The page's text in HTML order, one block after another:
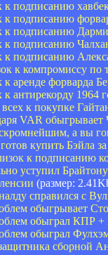
подписанию
к подписанию
к подписанию
подписанию
к подписанию
к компромиссу по
аренде форварда
антирекорду 1964
к покупке
VAR обыгрывает
а вы
купить Бэйла
к подписанию
уступил Брайтону
(размер:
справился с
обыгрывает
обыграл КПР
обыграл
сборной